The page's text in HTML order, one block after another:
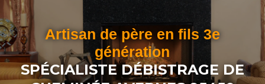
Artisan de père en fils 3e
génération
SPÉCIALISTE DÉBISTRAGE DE